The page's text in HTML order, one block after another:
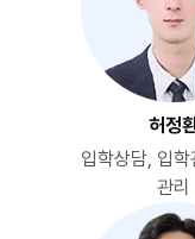
허정
입학상담, 입학
관리